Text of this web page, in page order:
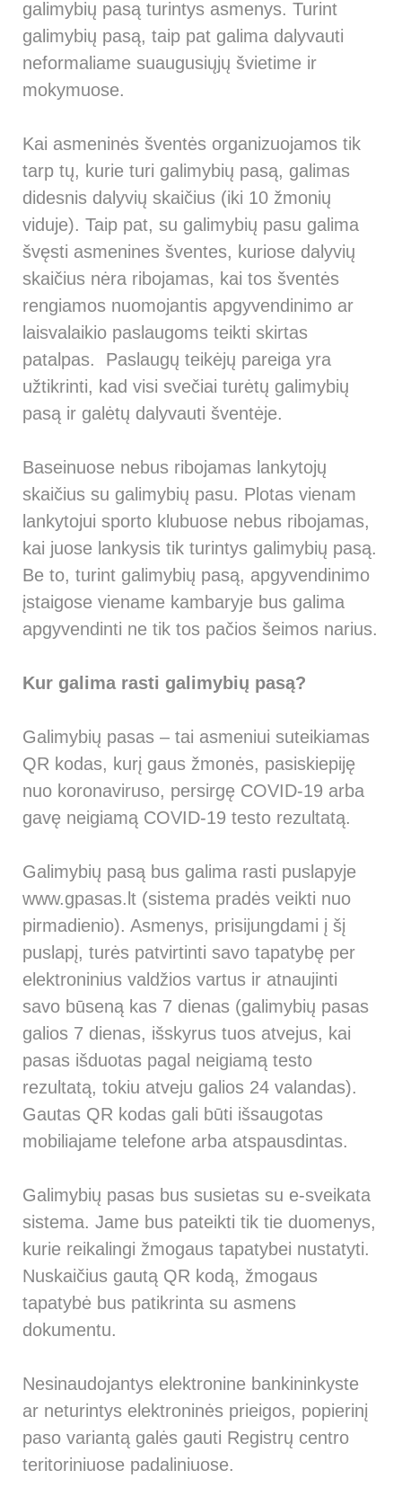
galimybių pasą turintys asmenys. Turint
galimybių pasą, taip pat galima dalyvauti
neformaliame suaugusiųjų švietime ir
mokymuose.
Kai asmeninės šventės organizuojamos tik
tarp tų, kurie turi galimybių pasą, galimas
didesnis dalyvių skaičius (iki 10 žmonių
viduje). Taip pat, su galimybių pasu galima
švęsti asmenines šventes, kuriose dalyvių
skaičius nėra ribojamas, kai tos šventės
rengiamos nuomojantis apgyvendinimo ar
laisvalaikio paslaugoms teikti skirtas
patalpas. Paslaugų teikėjų pareiga yra
užtikrinti, kad visi svečiai turėtų galimybių
pasą ir galėtų dalyvauti šventėje.
Baseinuose nebus ribojamas lankytojų
skaičius su galimybių pasu. Plotas vienam
lankytojui sporto klubuose nebus ribojamas,
kai juose lankysis tik turintys galimybių pasą.
Be to, turint galimybių pasą, apgyvendinimo
įstaigose viename kambaryje bus galima
apgyvendinti ne tik tos pačios šeimos narius.
Kur galima rasti galimybių pasą?
Galimybių pasas – tai asmeniui suteikiamas
QR kodas, kurį gaus žmonės, pasiskiepiję
nuo koronaviruso, persirgę COVID-19 arba
gavę neigiamą COVID-19 testo rezultatą.
Galimybių pasą bus galima rasti puslapyje
www.gpasas.lt (sistema pradės veikti nuo
pirmadienio). Asmenys, prisijungdami į šį
puslapį, turės patvirtinti savo tapatybę per
elektroninius valdžios vartus ir atnaujinti
savo būseną kas 7 dienas (galimybių pasas
galios 7 dienas, išskyrus tuos atvejus, kai
pasas išduotas pagal neigiamą testo
rezultatą, tokiu atveju galios 24 valandas).
Gautas QR kodas gali būti išsaugotas
mobiliajame telefone arba atspausdintas.
Galimybių pasas bus susietas su e-sveikata
sistema. Jame bus pateikti tik tie duomenys,
kurie reikalingi žmogaus tapatybei nustatyti.
Nuskaičius gautą QR kodą, žmogaus
tapatybė bus patikrinta su asmens
dokumentu.
Nesinaudojantys elektronine bankininkyste
ar neturintys elektroninės prieigos, popierinį
paso variantą galės gauti Registrų centro
teritoriniuose padaliniuose.